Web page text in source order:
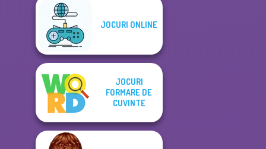
JOCURI ONLINE
JOCURI
FORMARE DE
CUVINTE